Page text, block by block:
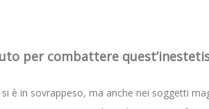
per combattere
è in sovrappeso, ma anche nei soggetti